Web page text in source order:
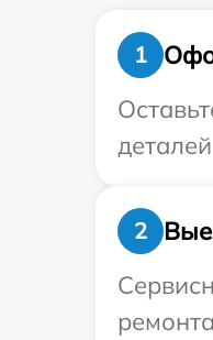
1
2